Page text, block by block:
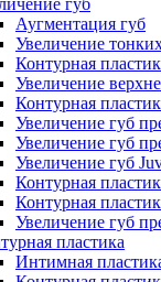
губ
Аугментация губ
Увеличение
Контурная
Увеличение
Контурная
Увеличение губ
Увеличение губ
Увеличение губ
Контурная
Контурная
Увеличение губ
пластика
Интимная